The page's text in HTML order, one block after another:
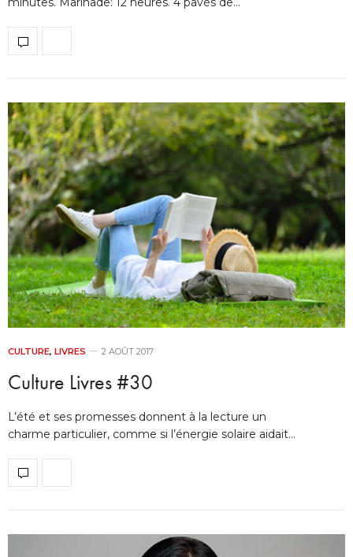
CULTURE, LIVRES 2 AOÛT 2017
Culture Livres #30
L’été et ses promesses donnent à la lecture un
charme particulier, comme si l’énergie solaire aidait…